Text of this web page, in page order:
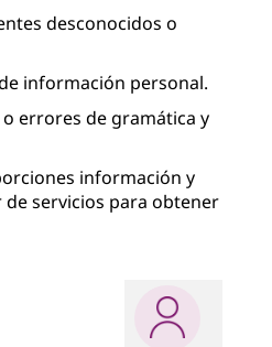
desconocidos o
información personal.
errores de gramática y
información y
servicios para obtener